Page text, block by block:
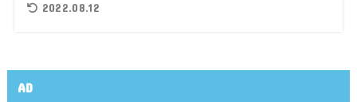
2022.08.12
AD